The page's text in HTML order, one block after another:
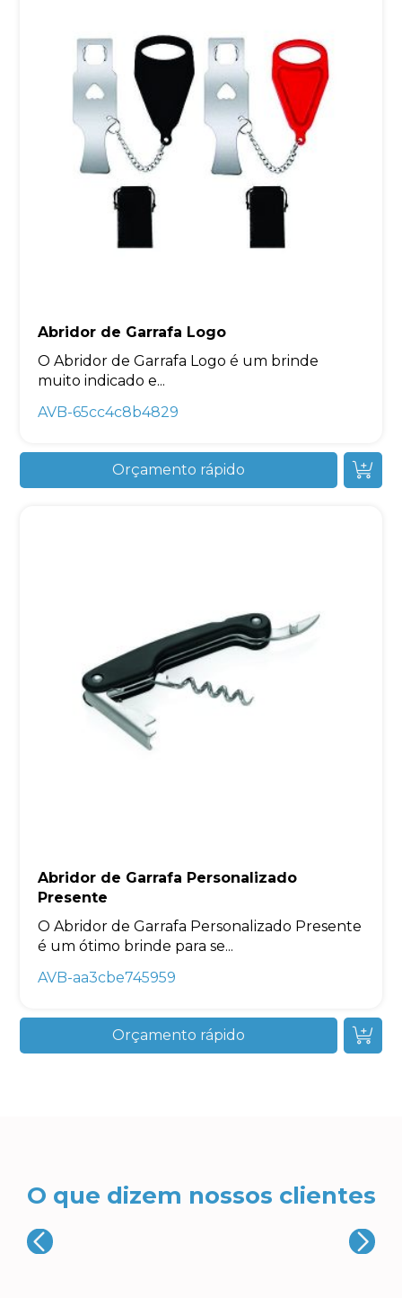
Abridor de Garrafa Logo
O Abridor de Garrafa Logo é um brinde
muito indicado e...
AVB-65cc4c8b4829
Orçamento rápido
Abridor de Garrafa Personalizado
Presente
O Abridor de Garrafa Personalizado Presente
é um ótimo brinde para se...
AVB-aa3cbe745959
Orçamento rápido
O que dizem nossos clientes